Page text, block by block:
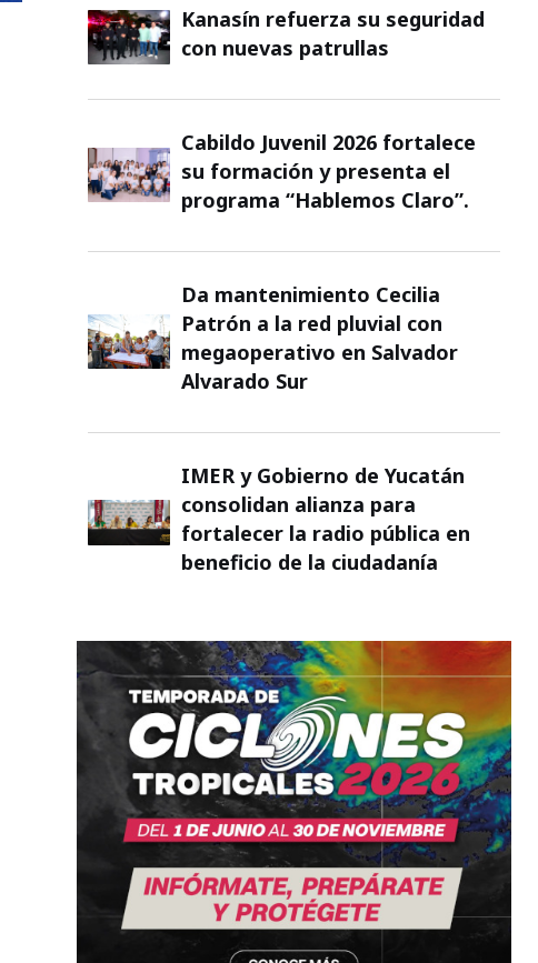
Kanasín refuerza su seguridad
con nuevas patrullas
Cabildo Juvenil 2026 fortalece
su formación y presenta el
programa “Hablemos Claro”.
Da mantenimiento Cecilia
Patrón a la red pluvial con
megaoperativo en Salvador
Alvarado Sur
IMER y Gobierno de Yucatán
consolidan alianza para
fortalecer la radio pública en
beneficio de la ciudadanía